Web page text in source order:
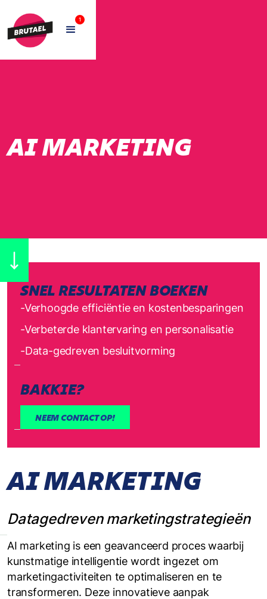
1
AI MARKETING
SNEL RESULTATEN BOEKEN
-Verhoogde efficiëntie en kostenbesparingen
-Verbeterde klantervaring en personalisatie
-Data-gedreven besluitvorming
BAKKIE?
NEEM CONTACT OP!
AI MARKETING
Datagedreven marketingstrategieën
AI marketing is een geavanceerd proces waarbij
kunstmatige intelligentie wordt ingezet om
marketingactiviteiten te optimaliseren en te
transformeren. Deze innovatieve aanpak